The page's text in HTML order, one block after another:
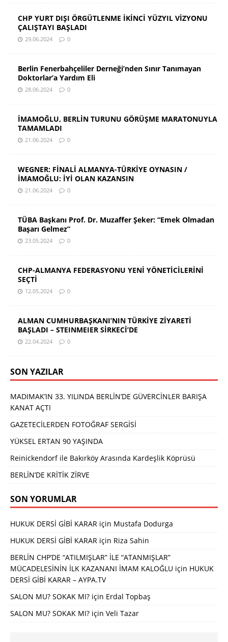
CHP YURT DIŞI ÖRGÜTLENME İKİNCİ YÜZYIL VİZYONU
ÇALIŞTAYI BAŞLADI
29.06.2024 0
Berlin Fenerbahçeliler Derneği’nden Sınır Tanımayan
Doktorlar’a Yardım Eli
28.06.2024 0
İMAMOĞLU, BERLİN TURUNU GÖRÜŞME MARATONUYLA
TAMAMLADI
21.06.2024 0
WEGNER: FİNALİ ALMANYA-TÜRKİYE OYNASIN /
İMAMOĞLU: İYİ OLAN KAZANSIN
21.06.2024 0
TÜBA Başkanı Prof. Dr. Muzaffer Şeker: “Emek Olmadan
Başarı Gelmez”
23.05.2024 0
CHP-ALMANYA FEDERASYONU YENİ YÖNETİCİLERİNİ
SEÇTİ
12.05.2024 0
ALMAN CUMHURBAŞKANI’NIN TÜRKİYE ZİYARETİ
BAŞLADI – STEINMEIER SİRKECİ’DE
22.04.2024 0
SON YAZILAR
MADIMAK’IN 33. YILINDA BERLİN’DE GÜVERCİNLER BARIŞA
KANAT AÇTI
GAZETECİLERDEN FOTOĞRAF SERGİSİ
YÜKSEL ERTAN 90 YAŞINDA
Reinickendorf ile Bakırköy Arasında Kardeşlik Köprüsü
BERLİN’DE KRİTİK ZİRVE
SON YORUMLAR
HUKUK DERSİ GİBİ KARAR için Mustafa Dodurga
HUKUK DERSİ GİBİ KARAR için Riza Sahin
BERLİN CHP’DE “ATILMIŞLAR” İLE “ATANMIŞLAR”
MÜCADELESİNİN İLK KAZANANI İMAM KALOĞLU için HUKUK
DERSİ GİBİ KARAR – AYPA.TV
SALON MU? SOKAK MI? için Erdal Topbaş
SALON MU? SOKAK MI? için Veli Tazar